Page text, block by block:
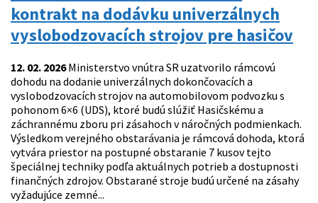
kontrakt na dodávku univerzálnych
vyslobodzovacích strojov pre hasičov
12. 02. 2026Ministerstvo vnútra SR uzatvorilo rámcovú
dohodu na dodanie univerzálnych dokončovacích a
vyslobodzovacích strojov na automobilovom podvozku s
pohonom 6×6 (UDS), ktoré budú slúžiť Hasičskému a
záchrannému zboru pri zásahoch v náročných podmienkach.
Výsledkom verejného obstarávania je rámcová dohoda, ktorá
vytvára priestor na postupné obstaranie 7 kusov tejto
špeciálnej techniky podľa aktuálnych potrieb a dostupnosti
finančných zdrojov. Obstarané stroje budú určené na zásahy
vyžadujúce zemné...